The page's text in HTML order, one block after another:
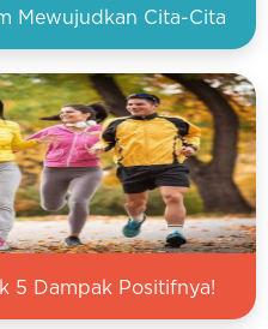
Mewujudkan Cita-Cita
5 Dampak Positifnya!